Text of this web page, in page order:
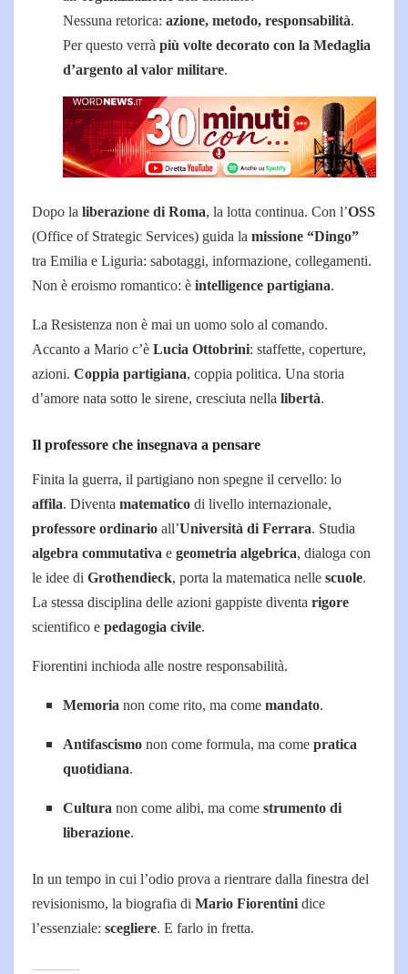
Nessuna retorica:azione, metodo, responsabilità.
Per questo verràpiù volte decorato con la Medaglia
d’argento al valor militare.
Dopo la liberazione di Roma, la lotta continua. Con l’OSS
(Office of Strategic Services) guida la missione “Dingo”
tra Emilia e Liguria: sabotaggi, informazione, collegamenti.
Non è eroismo romantico: è intelligence partigiana.
La Resistenza non è mai un uomo solo al comando.
Accanto a Mario c’è Lucia Ottobrini: staffette, coperture,
azioni. Coppia partigiana, coppia politica. Una storia
d’amore nata sotto le sirene, cresciuta nella libertà.
Il professore che insegnava a pensare
Finita la guerra, il partigiano non spegne il cervello: lo
affila. Diventa matematico di livello internazionale,
professore ordinario all’Università di Ferrara. Studia
algebra commutativa e geometria algebrica, dialoga con
le idee di Grothendieck, porta la matematica nelle scuole.
La stessa disciplina delle azioni gappiste diventa rigore
scientifico e pedagogia civile.
Fiorentini inchioda alle nostre responsabilità.
Memoria non come rito, ma comemandato.
Antifascismo non come formula, ma comepratica
quotidiana.
Cultura non come alibi, ma comestrumento di
liberazione.
In un tempo in cui l’odio prova a rientrare dalla finestra del
revisionismo, la biografia di Mario Fiorentini dice
l’essenziale: scegliere. E farlo in fretta.